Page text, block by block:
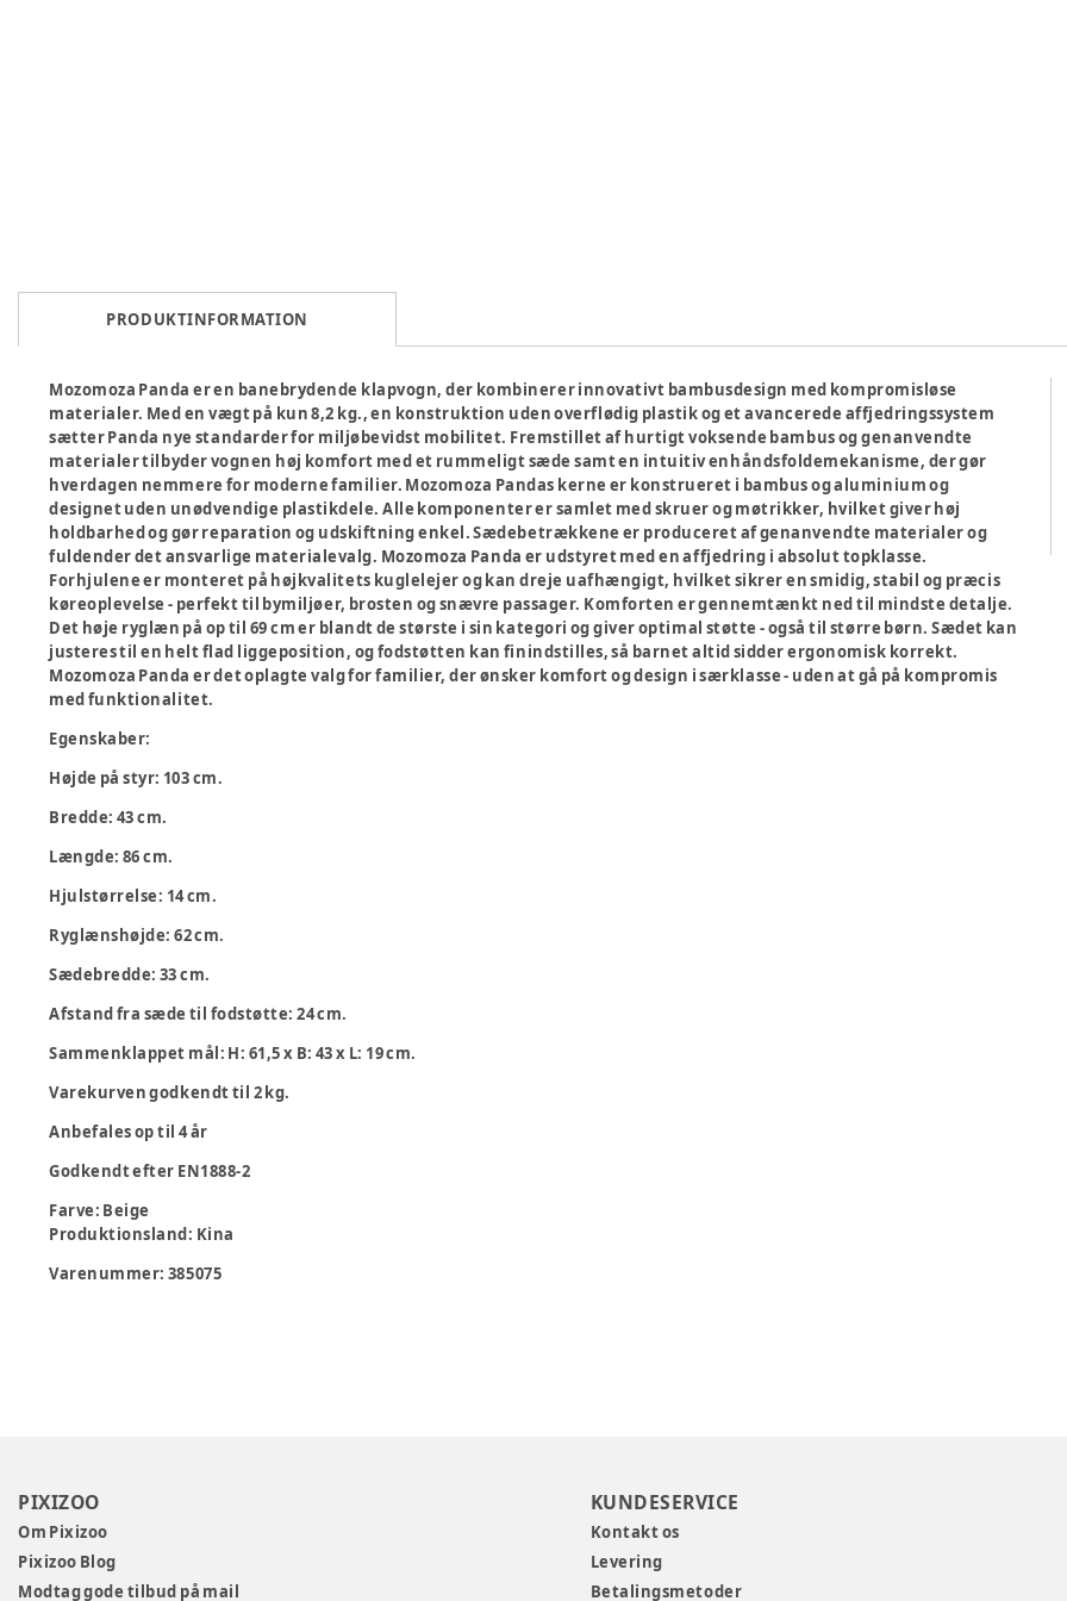
PRODUKTINFORMATION
Mozomoza Panda er en banebrydende klapvogn, der kombinerer innovativt bambusdesign med kompromisløse
materialer. Med en vægt på kun 8,2 kg., en konstruktion uden overflødig plastik og et avancerede affjedringssystem
sætter Panda nye standarder for miljøbevidst mobilitet. Fremstillet af hurtigt voksende bambus og genanvendte
materialer tilbyder vognen høj komfort med et rummeligt sæde samt en intuitiv enhåndsfoldemekanisme, der gør
hverdagen nemmere for moderne familier. Mozomoza Pandas kerne er konstrueret i bambus og aluminium og
designet uden unødvendige plastikdele. Alle komponenter er samlet med skruer og møtrikker, hvilket giver høj
holdbarhed og gør reparation og udskiftning enkel. Sædebetrækkene er produceret af genanvendte materialer og
fuldender det ansvarlige materialevalg. Mozomoza Panda er udstyret med en affjedring i absolut topklasse.
Forhjulene er monteret på højkvalitets kuglelejer og kan dreje uafhængigt, hvilket sikrer en smidig, stabil og præcis
køreoplevelse - perfekt til bymiljøer, brosten og snævre passager. Komforten er gennemtænkt ned til mindste detalje.
Det høje ryglæn på op til 69 cm er blandt de største i sin kategori og giver optimal støtte - også til større børn. Sædet kan
justeres til en helt flad liggeposition, og fodstøtten kan finindstilles, så barnet altid sidder ergonomisk korrekt.
Mozomoza Panda er det oplagte valg for familier, der ønsker komfort og design i særklasse - uden at gå på kompromis
med funktionalitet.
Egenskaber:
Højde på styr: 103 cm.
Bredde: 43 cm.
Længde: 86 cm.
Hjulstørrelse: 14 cm.
Ryglæns­højde: 62 cm.
Sædebredde: 33 cm.
Afstand fra sæde til fodstøtte: 24 cm.
Sammenklappet mål: H: 61,5 x B: 43 x L: 19 cm.
Varekurven godkendt til 2 kg.
Anbefales op til 4 år
Godkendt efter EN1888-2
Farve: Beige
Produktionsland: Kina
Varenummer: 385075
PIXIZOO
Om Pixizoo
Pixizoo Blog
Modtag gode tilbud på mail
KUNDESERVICE
Kontakt os
Levering
Betalingsmetoder